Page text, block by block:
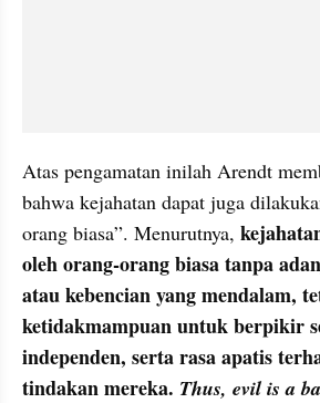
Atas pengamatan inilah Arendt
bahwa kejahatan dapat juga
orang biasa”. Menurutnya,
oleh orang-orang biasa tanpa
atau kebencian yang mendalam,
ketidakmampuan untuk berpikir
independen, serta rasa apatis
tindakan mereka. Thus, evil is a